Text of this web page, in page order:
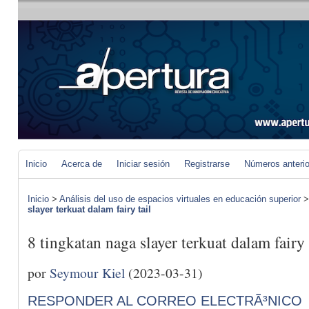
Inicio Acerca de Iniciar sesión Registrarse Números
Inicio > Análisis del uso de espacios virtuales en educación superior
slayer terkuat dalam fairy tail
8 tingkatan naga slayer terkuat dalam
porSeymour Kiel (2023-03-31)
RESPONDER AL CORREO ELECTRÃ³NICO